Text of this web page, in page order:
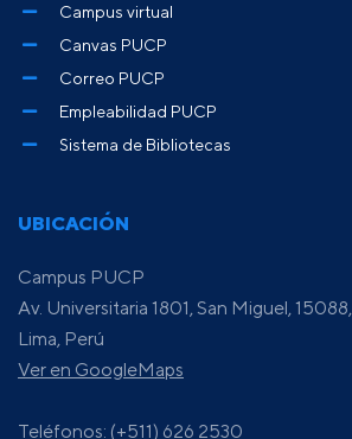
UBICACIÓN
Campus PUCP
Av. Universitaria 1801, San Miguel, 15088,
Lima, Perú
Ver en GoogleMaps
Teléfonos: (+511) 626 2530
Campus virtual
Canvas PUCP
Correo PUCP
Empleabilidad PUCP
Sistema de Bibliotecas